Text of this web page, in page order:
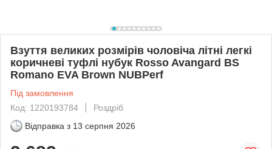
Взуття великих розмірів чоловіча літні легкі
коричневі туфлі нубук Rosso Avangard BS
Romano EVA Brown NUBPerf
Під замовлення
Код: 1220193784
Роздріб
Відправка з 13 серпня 2026